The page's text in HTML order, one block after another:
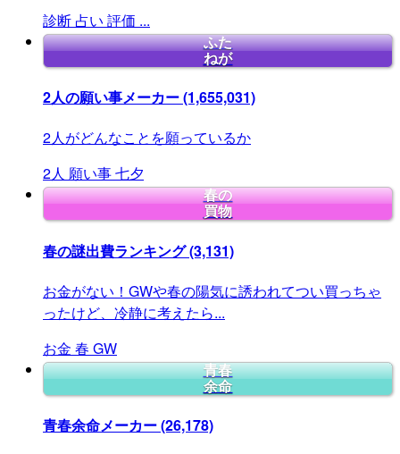
診断 占い 評価 ...
ふた
ねが
2人の願い事メーカー(1,655,031)
2人がどんなことを願っているか
2人 願い事七夕
春の
買物
春の謎出費ランキング(3,131)
お金がない！GWや春の陽気に誘われてつい買っちゃ
ったけど、冷静に考えたら...
お金 春 GW
青春
余命
青春余命メーカー(26,178)